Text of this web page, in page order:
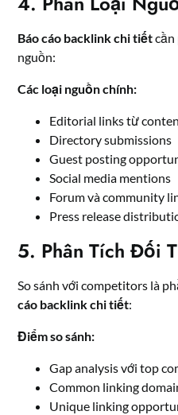
Báo cáo backlink chi tiếtcần
nguồn:
Các loại nguồn chính:
Editorial links từ
Directory submissions
Guest posting
Social media mentions
Forum và community
Press release
5. Phân Tích Đối
So sánh với competitors là
cáo backlink chi tiết:
Điểm so sánh:
Gap analysis với top
Common linking
Unique linking